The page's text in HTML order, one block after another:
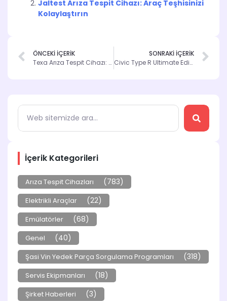
İçerik Kategorileri
Arıza Tespit Cihazları (783)
Elektrikli Araçlar (22)
Emülatörler (68)
Genel (40)
Şasi Vin Yedek Parça Sorgulama Programları (318)
Servis Ekipmanları (18)
Şirket Haberleri (3)
Jaltest Arıza Tespit Cihazı: Araç Teşhisinizi
Kolaylaştırın
ÖNCEKİ İÇERİK
Texa Arıza Tespit Cihazı: Sorunları Öngörün
SONRAKİ İÇERİK
Civic Type R Ultimate Edition: Honda’dan Son Model